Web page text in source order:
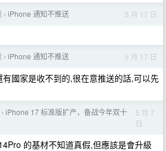
› iPhone 通知不推送 5 月 17 日
› iPhone 通知不推送 5 月 17 日
國家是收不到的,很在意推送的話,可以先
› iPhone 17 标准版扩产，备战今年双十
5 月 7
日
的基材不知道真假,但應該是會升級